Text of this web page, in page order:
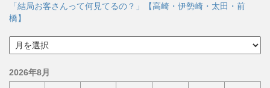
「結局お客さんって何見てるの？」【高崎・伊勢崎・太田・前
橋】
ー
イ
2026年8月